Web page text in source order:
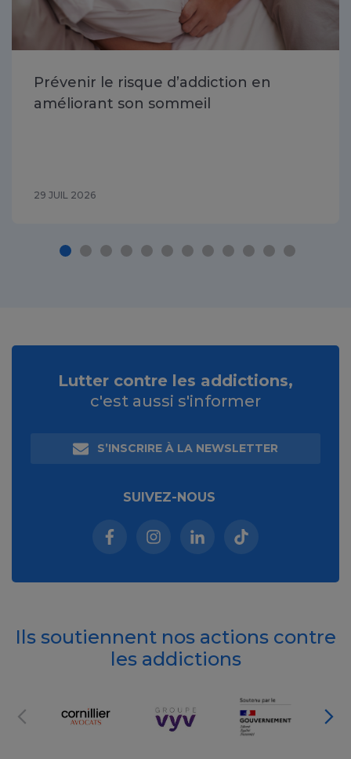
Prévenir le risque d’addiction en
améliorant son sommeil
29 JUIL 2026
Lutter contre les addictions,
c'est aussi s'informer
S’INSCRIRE À LA NEWSLETTER
SUIVEZ-NOUS
Facebook (nouvelle fenêtre)
Instagram (nouvelle fenêtre)
Linkedin (nouvelle
Tiktok (nouvelle
Ils soutiennent nos actions contre
les addictions